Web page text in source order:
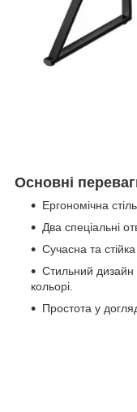
Основні
Ергономічнa
Два спеціальні
Сучасна та
Стильний дизайн
кольорі.
Простота у